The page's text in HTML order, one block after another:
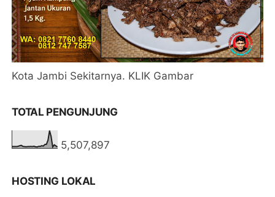
Kota Jambi Sekitarnya. KLIK Gambar
TOTAL PENGUNJUNG
5,507,897
HOSTING LOKAL